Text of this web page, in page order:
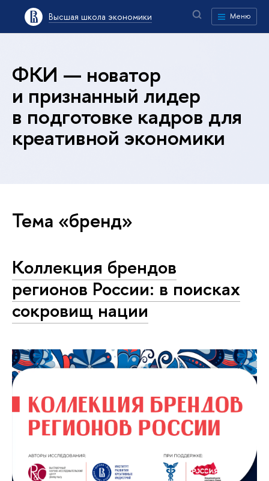
Высшая школа экономики Меню
ФКИ — новатор
и признанный лидер
в подготовке кадров для
креативной экономики
Тема «бренд»
Коллекция брендов
регионов России: в поисках
сокровищ нации